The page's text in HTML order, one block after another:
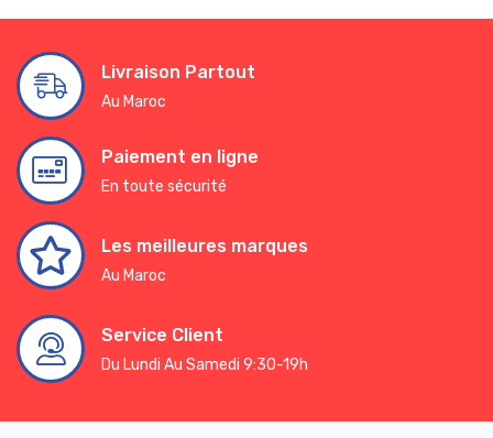
Livraison Partout
Au Maroc
Paiement en ligne
En toute sécurité
Les meilleures marques
Au Maroc
Service Client
Du Lundi Au Samedi 9:30-19h